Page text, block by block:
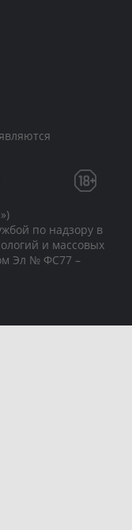
по надзору в
и массовых
Эл № ФС77 –